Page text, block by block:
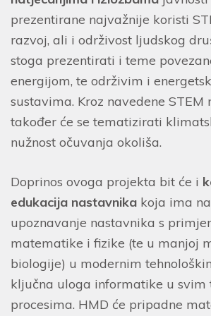
prezentirane najvažnije koristi
razvoj, ali i održivost ljudskog
stoga prezentirati i teme
energijom, te održivim i
sustavima. Kroz navedene STEM
također će se tematizirati
nužnost očuvanja okoliša.
Doprinos ovoga projekta bit će i
edukacija nastavnika koja ima
upoznavanje nastavnika s
matematike i fizike (te u manjoj
biologije) u modernim
ključna uloga informatike u svim
procesima. HMD će pripadne